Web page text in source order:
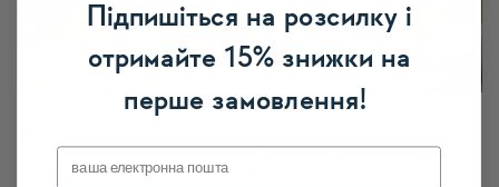
просто модним явищем. Те, що починалося з
Підпишіться на розсилку і
отримайте 15% знижки на
перше замовлення!
Email